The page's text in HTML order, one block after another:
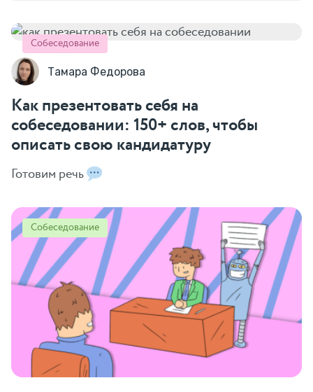
Тамара Федорова
Как презентовать себя на
собеседовании: 150+ слов, чтобы
описать свою кандидатуру
Готовим речь
Собеседование
Собеседование